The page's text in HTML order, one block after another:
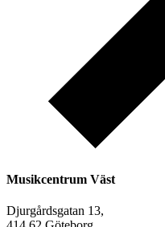
Musikcentrum Väst
Djurgårdsgatan 13,